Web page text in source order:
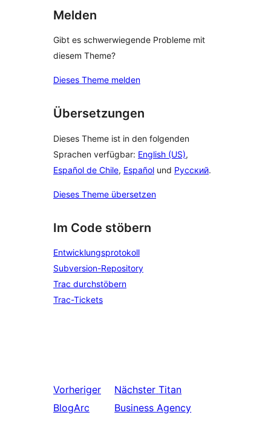
Melden
Gibt es schwerwiegende Probleme mit
diesem Theme?
Dieses Theme melden
Übersetzungen
Dieses Theme ist in den folgenden
Sprachen verfügbar: English (US),
Español de Chile, Español und Русский.
Dieses Theme übersetzen
Im Code stöbern
Entwicklungsprotokoll
Subversion-Repository
Trac durchstöbern
Trac-Tickets
Vorheriger
BlogArc
Nächster Titan
Business Agency